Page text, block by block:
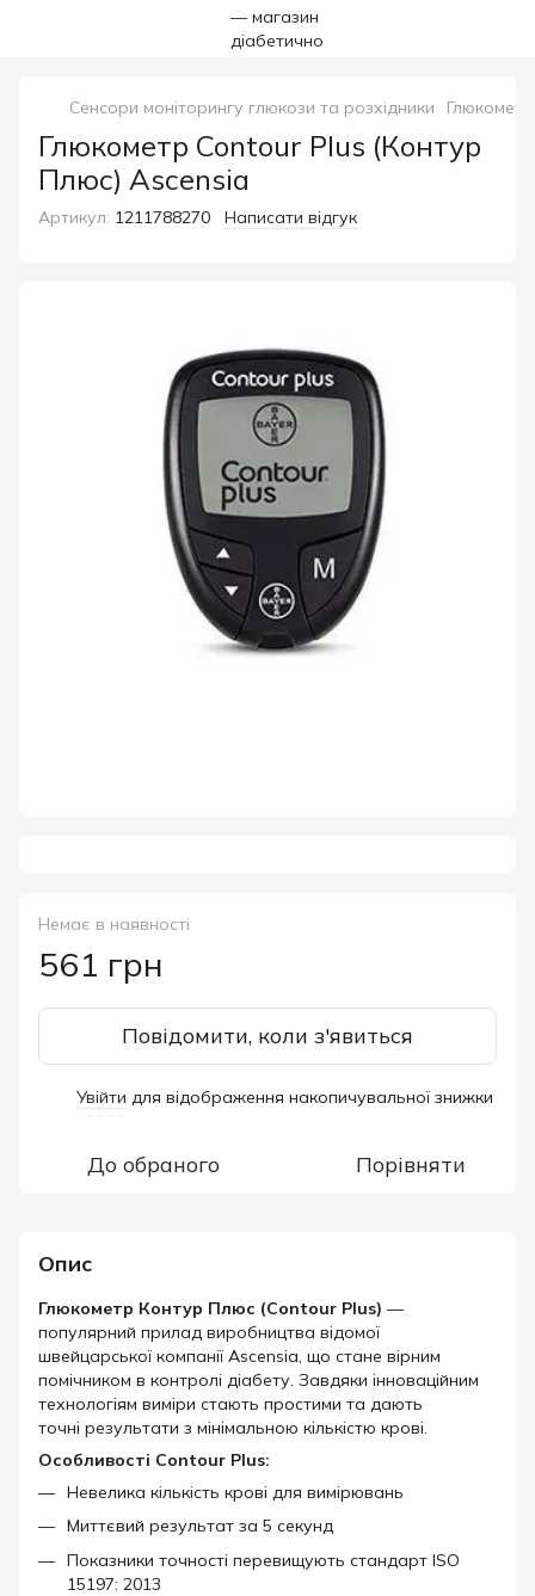
Сенсори моніторингу глюкози та розхідники
Глюкометр Contour Plus (Контур
Плюс) Ascensia
Артикул: 1211788270 Написати відгук
Немає в наявності
561 грн
Повідомити, коли з'явиться
Увійти для відображення накопичувальної знижки
До обраного Порівняти
Опис
Глюкометр Контур Плюс (Contour Plus) —
популярний прилад виробництва відомої
швейцарської компанії Ascensia, що стане вірним
помічником в контролі діабету. Завдяки інноваційним
технологіям виміри стають простими та дають
точні результати з мінімальною кількістю крові.
Особливості Contour Plus:
Невелика кількість крові для вимірювань
Миттєвий результат за 5 секунд
Показники точності перевищують стандарт ISO
15197: 2013